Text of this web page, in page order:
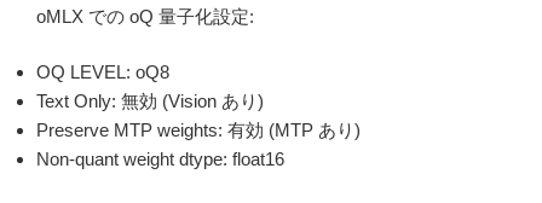
oMLX での oQ 量子化設定:
OQ LEVEL: oQ8
Text Only: 無効 (Vision あり)
Preserve MTP weights: 有効 (MTP あり)
Non-quant weight dtype: float16